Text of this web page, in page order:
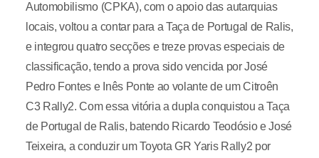
Automobilismo (CPKA), com o apoio das autarquias
locais, voltou a contar para a Taça de Portugal de Ralis,
e integrou quatro secções e treze provas especiais de
classificação, tendo a prova sido vencida por José
Pedro Fontes e Inês Ponte ao volante de um Citroên
C3 Rally2. Com essa vitória a dupla conquistou a Taça
de Portugal de Ralis, batendo Ricardo Teodósio e José
Teixeira, a conduzir um Toyota GR Yaris Rally2 por